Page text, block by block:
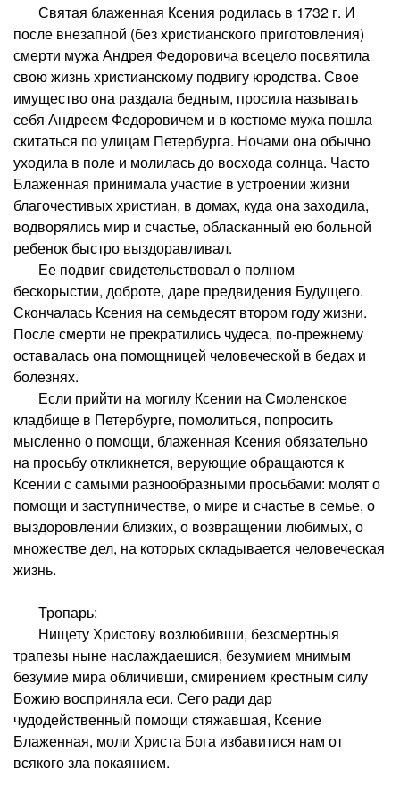
Святая блаженная Ксения родилась в 1732 г. И
после внезапной (без христианского приготовления)
смерти мужа Андрея Федоровича всецело посвятила
свою жизнь христианскому подвигу юродства. Свое
имущество она раздала бедным, просила называть
себя Андреем Федоровичем и в костюме мужа пошла
скитаться по улицам Петербурга. Ночами она обычно
уходила в поле и молилась до восхода солнца. Часто
Блаженная принимала участие в устроении жизни
благочестивых христиан, в домах, куда она заходила,
водворялись мир и счастье, обласканный ею больной
ребенок быстро выздоравливал.
Ее подвиг свидетельствовал о полном
бескорыстии, доброте, даре предвидения Будущего.
Скончалась Ксения на семьдесят втором году жизни.
После смерти не прекратились чудеса, по-прежнему
оставалась она помощницей человеческой в бедах и
болезнях.
Если прийти на могилу Ксении на Смоленское
кладбище в Петербурге, помолиться, попросить
мысленно о помощи, блаженная Ксения обязательно
на просьбу откликнется, верующие обращаются к
Ксении с самыми разнообразными просьбами: молят о
помощи и заступничестве, о мире и счастье в семье, о
выздоровлении близких, о возвращении любимых, о
множестве дел, на которых складывается человеческая
жизнь.
Тропарь:
Нищету Христову возлюбивши, безсмертныя
трапезы ныне наслаждаешися, безумием мнимым
безумие мира обличивши, смирением крестным силу
Божию восприняла еси. Сего ради дар
чудодейственный помощи стяжавшая, Ксение
Блаженная, моли Христа Бога избавитися нам от
всякого зла покаянием.